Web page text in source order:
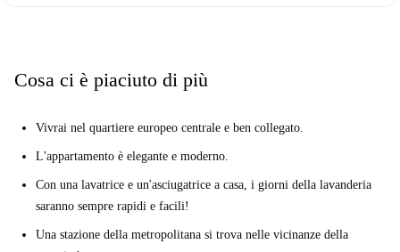
murale The Future Is Europe, tra gli altri, tutti raggiungibili a piedi.
Prenota ora con Spotahome!
Cosa ci è piaciuto di più
Vivrai nel quartiere europeo centrale e ben collegato.
L'appartamento è elegante e moderno.
Con una lavatrice e un'asciugatrice a casa, i giorni della lavanderia
saranno sempre rapidi e facili!
Una stazione della metropolitana si trova nelle vicinanze della